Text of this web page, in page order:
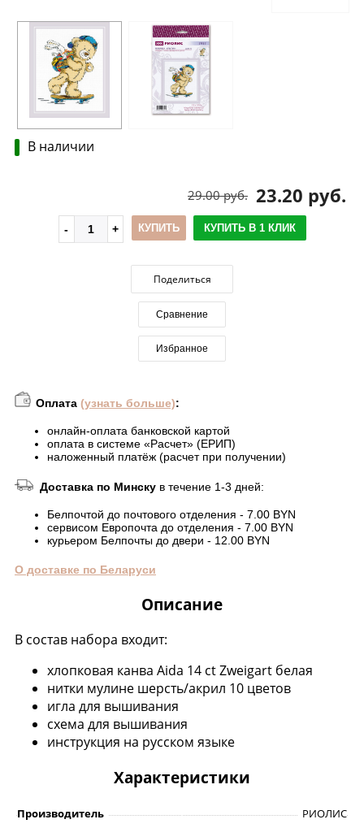
В наличии
23.20 руб.
29.00 руб.
КУПИТЬ КУПИТЬ В 1 КЛИК
Поделиться
Сравнение
Избранное
Оплата (узнать больше):
онлайн-оплата банковской картой
оплата в системе «Расчет» (ЕРИП)
наложенный платёж (расчет при получении)
Доставка по Минску в течение 1-3 дней:
Белпочтой до почтового отделения - 7.00 BYN
сервисом Европочта до отделения - 7.00 BYN
курьером Белпочты до двери - 12.00 BYN
О доставке по Беларуси
Описание
В состав набора входит:
хлопковая канва Aida 14 ct Zweigart белая
нитки мулине шерсть/акрил 10 цветов
игла для вышивания
схема для вышивания
инструкция на русском языке
Характеристики
Производитель РИОЛИС